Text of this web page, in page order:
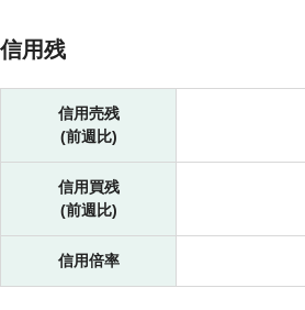
信用残
信用売残
(前週比)
信用買残
(前週比)
信用倍率